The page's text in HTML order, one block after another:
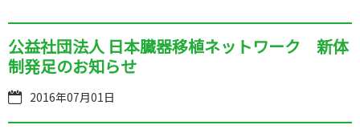
日本の移植事情
手記・映像ライブラリー
会員の皆さまへ
法令集&マニュアル
公益社団法人 日本臓器移植ネットワーク 新体
制発足のお知らせ
2016年07月01日